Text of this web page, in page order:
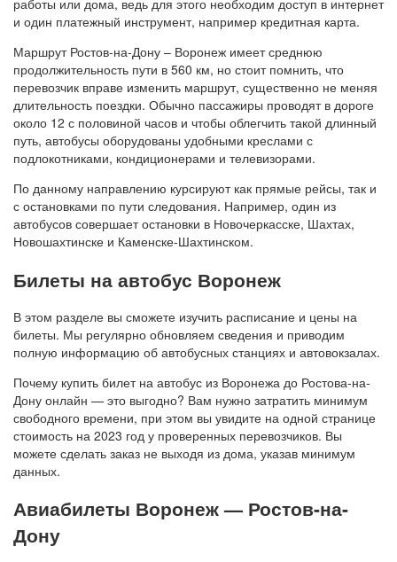
работы или дома, ведь для этого необходим доступ в интернет
и один платежный инструмент, например кредитная карта.
Маршрут Ростов-на-Дону – Воронеж имеет среднюю
продолжительность пути в 560 км, но стоит помнить, что
перевозчик вправе изменить маршрут, существенно не меняя
длительность поездки. Обычно пассажиры проводят в дороге
около 12 с половиной часов и чтобы облегчить такой длинный
путь, автобусы оборудованы удобными креслами с
подлокотниками, кондиционерами и телевизорами.
По данному направлению курсируют как прямые рейсы, так и
с остановками по пути следования. Например, один из
автобусов совершает остановки в Новочеркасске, Шахтах,
Новошахтинске и Каменске-Шахтинском.
Билеты на автобус Воронеж
В этом разделе вы сможете изучить расписание и цены на
билеты. Мы регулярно обновляем сведения и приводим
полную информацию об автобусных станциях и автовокзалах.
Почему купить билет на автобус из Воронежа до Ростова-на-
Дону онлайн — это выгодно? Вам нужно затратить минимум
свободного времени, при этом вы увидите на одной странице
стоимость на 2023 год у проверенных перевозчиков. Вы
можете сделать заказ не выходя из дома, указав минимум
данных.
Авиабилеты Воронеж — Ростов-на-
Дону